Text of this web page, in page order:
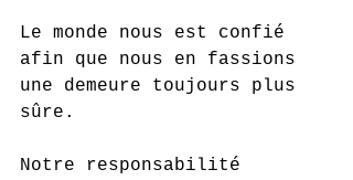
Le monde nous est confié
afin que nous en fassions
une demeure toujours plus
sûre.
Notre responsabilité